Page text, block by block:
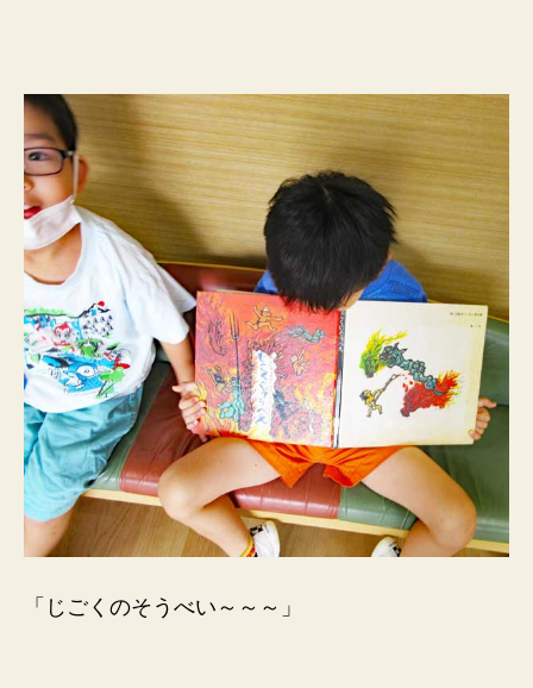
「じごくのそうべい～～～」